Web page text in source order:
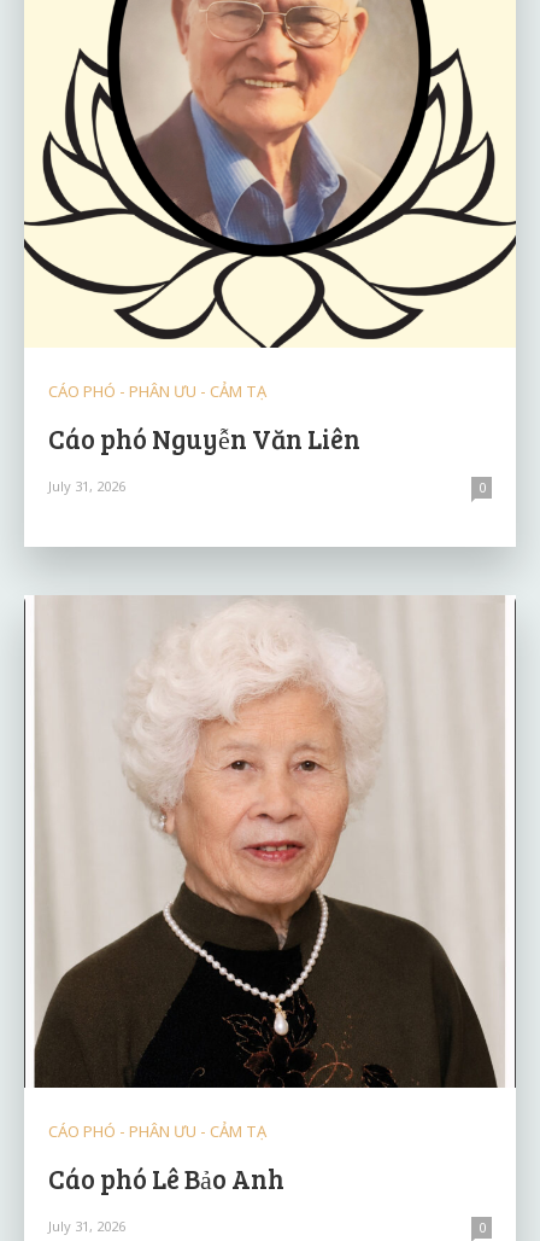
CÁO PHÓ - PHÂN ƯU - CẢM TẠ
Cáo phó Nguyễn Văn Liên
July 31, 2026 0
CÁO PHÓ - PHÂN ƯU - CẢM TẠ
Cáo phó Lê Bảo Anh
July 31, 2026 0